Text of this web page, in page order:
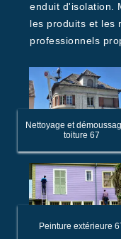
enduit d'isolation.
les produits et les
professionnels
Nettoyage et
toiture 67
Peinture extérieure